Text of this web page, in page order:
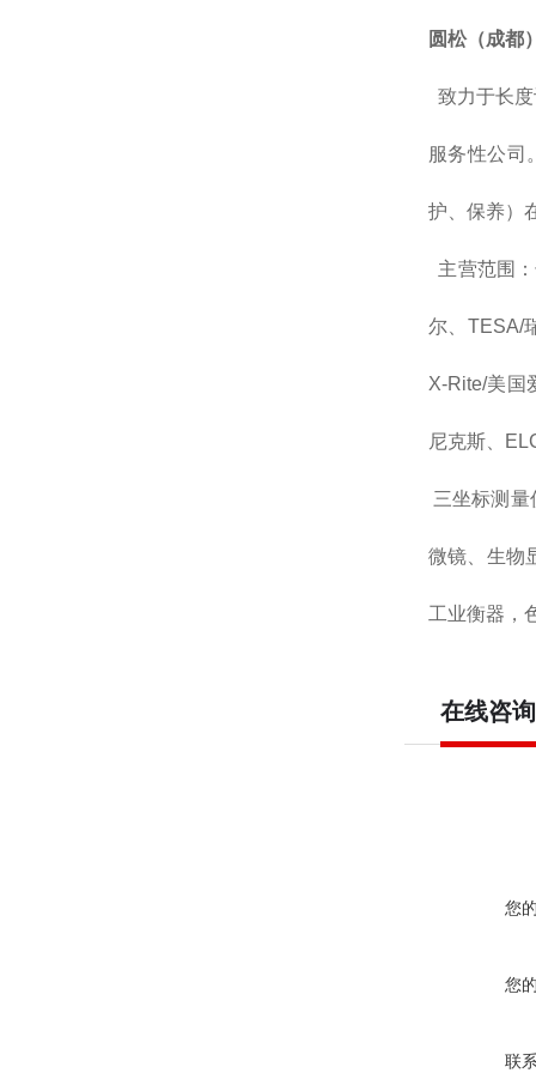
圆松（成都
致力于长
服务性公司
护、保养）
主营范围
尔、TESA/
X-Rite/美国
尼克斯、
三坐标测量
微镜、生物
工业衡器，
在线咨询
您
您
联